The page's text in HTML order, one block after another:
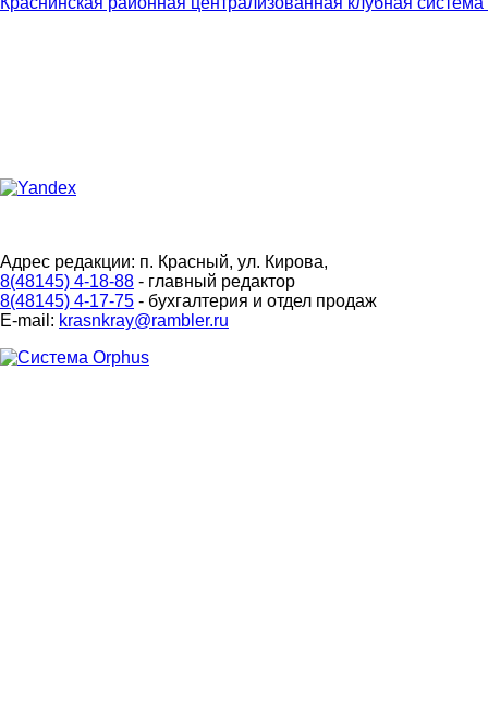
Адрес редакции: п. Красный, ул. Кирова,
8(48145) 4-18-88 - главный редактор
8(48145) 4-17-75 - бухгалтерия и отдел продаж
E-mail: krasnkray@rambler.ru